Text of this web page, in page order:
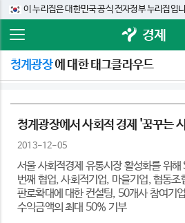
이 누리집은 대한민국 공식 전자정부 누리집입
경제
청계광장에 대한 태그클라우드
청계광장에서 사회적 경제 '꿈꾸는
2013-12-05
서울 사회적경제 유통시장 활성화를 위
번째 협업, 사회적기업, 마을기업, 협동조
판로확대에 대한 컨설팅, 50개사 참여기
수익금액의 최대 50% 기부